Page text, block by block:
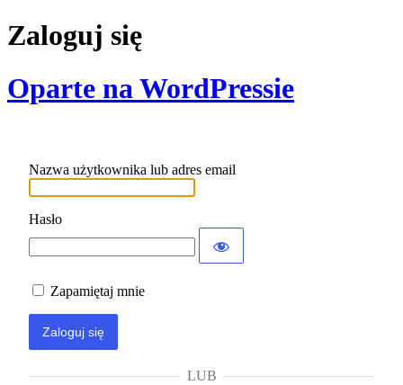
Zaloguj się
Oparte na WordPressie
Nazwa użytkownika lub adres email
Hasło
Zapamiętaj mnie
LUB